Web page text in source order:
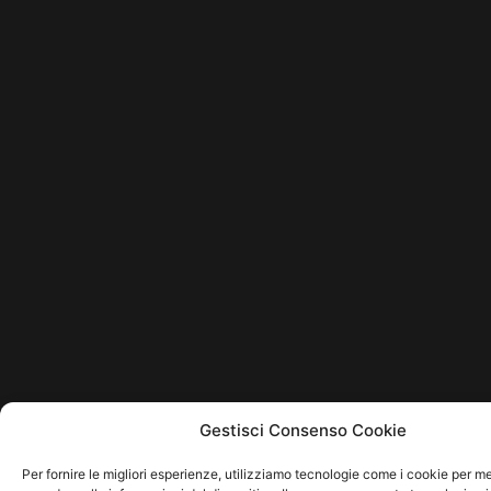
Gestisci Consenso Cookie
Per fornire le migliori esperienze, utilizziamo tecnologie come i cookie per